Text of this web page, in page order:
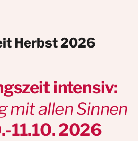
Herbst 2026
intensiv:
mit allen Sinnen
11.10. 2026